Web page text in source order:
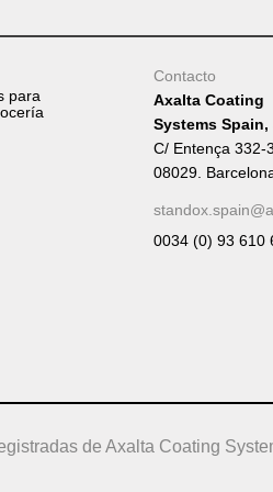
para
Contacto
Axalta Coating
Systems Spain,
C/ Entença 332-
08029.
0034 (0) 93 610
de Axalta Coating